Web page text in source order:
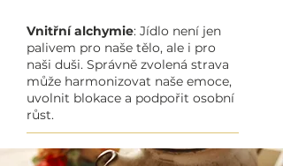
Vnitřní alchymie: Jídlo není jen
palivem pro naše tělo, ale i pro
naši duši. Správně zvolená strava
může harmonizovat naše emoce,
uvolnit blokace a podpořit osobní
růst.